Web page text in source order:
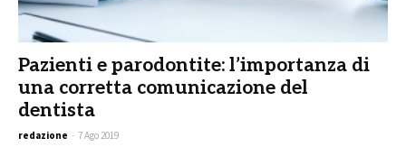
Pazienti e parodontite: l’importanza di
una corretta comunicazione del
dentista
redazione - 7 Ago 2019